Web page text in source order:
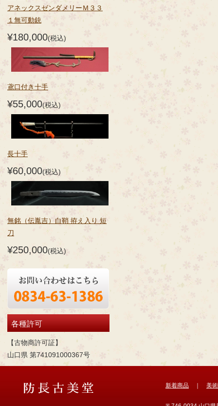
アネックスゼンダメリーＭ３３
１無可動銃
¥180,000(税込)
鳶口付き十手
¥55,000(税込)
長十手
¥60,000(税込)
無銘（伝胤吉）白鞘 拵え入り 短
刀
¥250,000(税込)
各種許可
【古物商許可証】
山口県 第741091000367号
新着商品 美